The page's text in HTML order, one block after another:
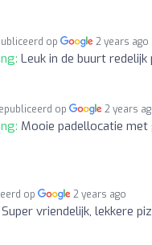
op 2 years ago
Leuk in de buurt redelijk
op 2 years
Mooie padellocatie
op 2 years ago
Super vriendelijk, lekkere